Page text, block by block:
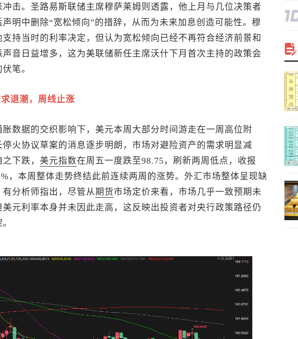
击。圣路易斯联储主席穆萨莱姆则透露，他上月与几位决策者
明中删除“宽松倾向”的措辞，从而为未来加息创造可能性。穆
持当时的利率决定，但认为宽松倾向已经不再符合经济前景和
音日益增多，这为美联储新任主席沃什下月首次主持的政策会
笔。
退潮，周线止涨
数据的交织影响下，美元本周大部分时间游走在一周高位附
火协议草案的消息逐步明朗，市场对避险资产的需求明显减
下跌， 美元指数在周五一度跌至98.75，刷新两周低点，收报
，本周整体走势终结此前连续两周的涨势。外汇市场整体呈现缺
分析师指出，尽管从期货市场定价来看，市场几乎一致预期未
元利率本身并未因此走高，这反映出投资者对央行政策路径仍